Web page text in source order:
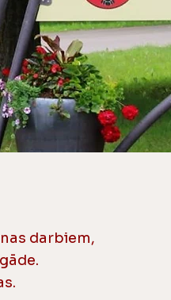
darbiem,